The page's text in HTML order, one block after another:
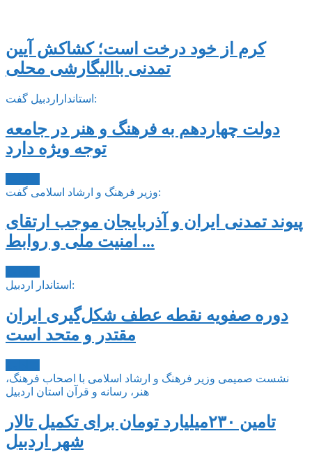
کرم از خود درخت است؛ کشاکش آیین
تمدنی باالیگارشی محلی
استانداراردبیل گفت:
دولت چهاردهم به فرهنگ و هنر در جامعه
توجه ویژه دارد
وزیر فرهنگ و ارشاد اسلامی گفت:
پیوند تمدنی ایران و آذربایجان موجب ارتقای
امنیت ملی و روابط ...
استاندار اردبیل:
دوره صفویه نقطه عطف شکل‌گیری ایران
مقتدر و متحد است
نشست صمیمی وزیر فرهنگ و ارشاد اسلامی با اصحاب فرهنگ،
هنر، رسانه و قرآن استان اردبیل
تامین ۲۳۰میلیارد تومان برای تکمیل تالار
شهر اردبیل